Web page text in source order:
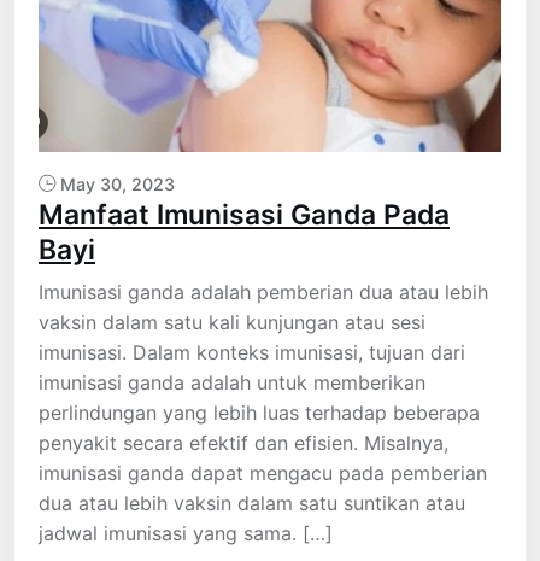
May 30, 2023
Manfaat Imunisasi Ganda Pada
Bayi
Imunisasi ganda adalah pemberian dua atau lebih
vaksin dalam satu kali kunjungan atau sesi
imunisasi. Dalam konteks imunisasi, tujuan dari
imunisasi ganda adalah untuk memberikan
perlindungan yang lebih luas terhadap beberapa
penyakit secara efektif dan efisien. Misalnya,
imunisasi ganda dapat mengacu pada pemberian
dua atau lebih vaksin dalam satu suntikan atau
jadwal imunisasi yang sama. […]